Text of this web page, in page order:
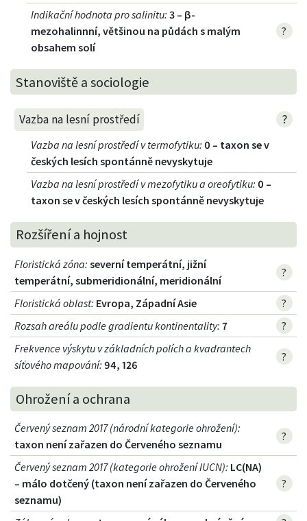
Indikační hodnota pro salinitu: 3 – β-
mezohalinnní, většinou na půdách s malým
obsahem solí
?
Stanoviště a sociologie
Vazba na lesní prostředí ?
Vazba na lesní prostředí v termofytiku: 0 – taxon se v
českých lesích spontánně nevyskytuje
Vazba na lesní prostředí v mezofytiku a oreofytiku: 0 –
taxon se v českých lesích spontánně nevyskytuje
Rozšíření a hojnost
Floristická zóna: severní temperátní, jižní
temperátní, submeridionální, meridionální
?
Floristická oblast: Evropa, Západní Asie
?
Rozsah areálu podle gradientu kontinentality: 7
?
Frekvence výskytu v základních polích a kvadrantech
síťového mapování: 94, 126
?
Ohrožení a ochrana
Červený seznam 2017 (národní kategorie ohrožení):
taxon není zařazen do Červeného seznamu
?
Červený seznam 2017 (kategorie ohrožení IUCN): LC(NA)
– málo dotčený (taxon není zařazen do Červeného
seznamu)
?